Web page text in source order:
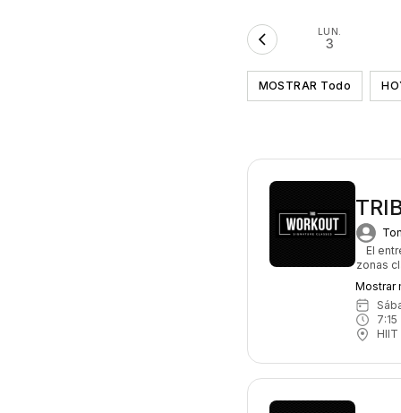
LUN.
3
MOSTRAR Todo
El
zonas
Mostrar
7:15
HIIT